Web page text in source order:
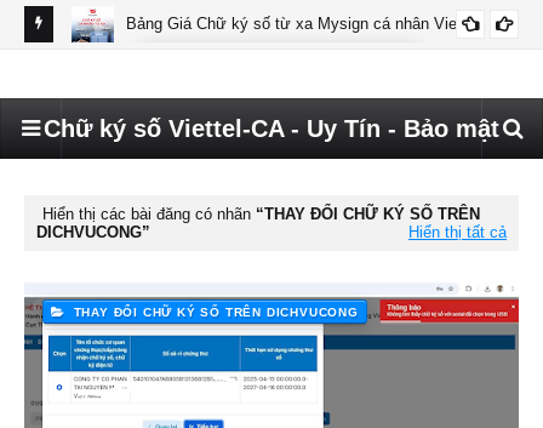
Bảng Giá Chữ ký số từ xa Mysign cá nhân Viettel
Chữ ký số Viettel-CA - Uy Tín - Bảo mật
Hiển thị các bài đăng có nhãn
THAY ĐỔI CHỮ KÝ SỐ TRÊN
DICHVUCONG
Hiển thị tất cả
THAY ĐỔI CHỮ KÝ SỐ TRÊN DICHVUCONG